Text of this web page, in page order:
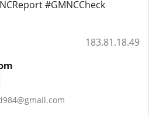
#GMNCCheck
183.81.18.49